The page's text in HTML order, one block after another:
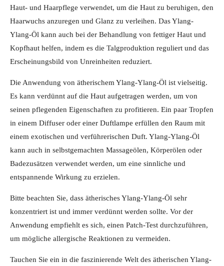
Haut- und Haarpflege verwendet, um die Haut zu beruhigen, den
Haarwuchs anzuregen und Glanz zu verleihen. Das Ylang-
Ylang-Öl kann auch bei der Behandlung von fettiger Haut und
Kopfhaut helfen, indem es die Talgproduktion reguliert und das
Erscheinungsbild von Unreinheiten reduziert.
Die Anwendung von ätherischem Ylang-Ylang-Öl ist vielseitig.
Es kann verdünnt auf die Haut aufgetragen werden, um von
seinen pflegenden Eigenschaften zu profitieren. Ein paar Tropfen
in einem Diffuser oder einer Duftlampe erfüllen den Raum mit
einem exotischen und verführerischen Duft. Ylang-Ylang-Öl
kann auch in selbstgemachten Massageölen, Körperölen oder
Badezusätzen verwendet werden, um eine sinnliche und
entspannende Wirkung zu erzielen.
Bitte beachten Sie, dass ätherisches Ylang-Ylang-Öl sehr
konzentriert ist und immer verdünnt werden sollte. Vor der
Anwendung empfiehlt es sich, einen Patch-Test durchzuführen,
um mögliche allergische Reaktionen zu vermeiden.
Tauchen Sie ein in die faszinierende Welt des ätherischen Ylang-